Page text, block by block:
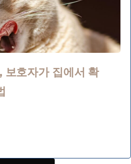
보호자가 집에서 확